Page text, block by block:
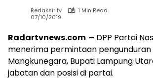
Redaksirltv
1 Min Read
07/10/2019
Radartvnews.com – DPP Partai
menerima permintaan pengunduran
Mangkunegara, Bupati Lampung
jabatan dan posisi di partai.